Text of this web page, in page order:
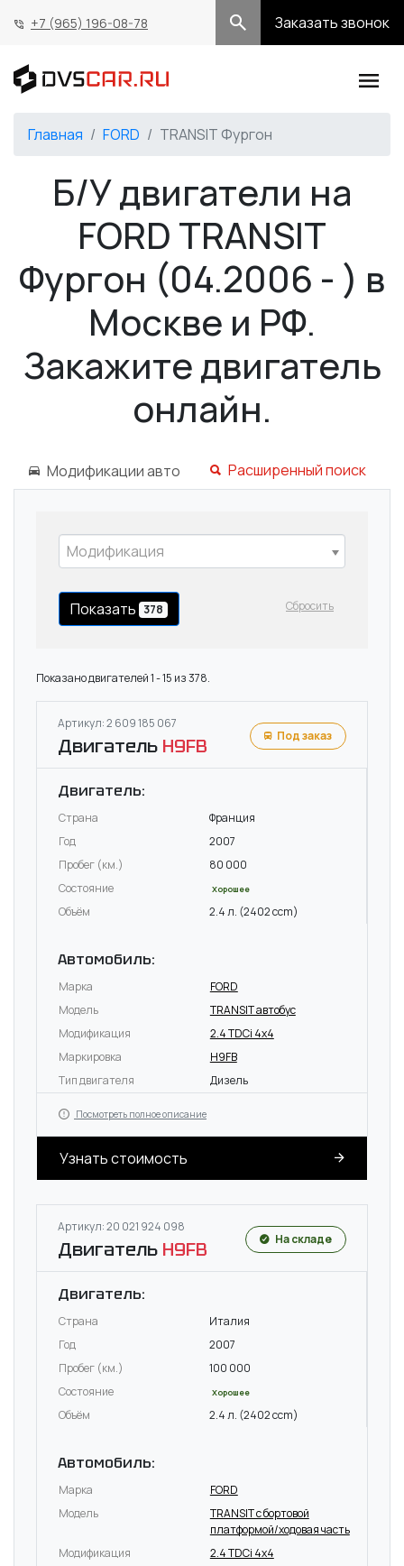
+7 (965) 196-08-78 Заказать звонок
Главная FORD TRANSIT Фургон
Б/У двигатели на
FORD TRANSIT
Фургон (04.2006 - ) в
Москве и РФ.
Закажите двигатель
онлайн.
Модификации авто Расширенный поиск
Модификация
Показать 378 Сбросить
Показано двигателей 1 - 15 из 378.
Артикул: 2 609 185 067
Двигатель H9FB Под заказ
Двигатель:
Страна
Франция
Год
2007
Пробег (км.)
80 000
Состояние
Хорошее
Объём 2.4 л. (2402 ccm)
Автомобиль:
Марка
FORD
Модель
TRANSIT автобус
Модификация
2.4 TDCi 4x4
Маркировка
H9FB
Тип двигателя
Дизель
Посмотреть полное описание
Узнать стоимость
Артикул: 20 021 924 098
Двигатель H9FB На складе
Двигатель:
Страна
Италия
Год
2007
Пробег (км.)
100 000
Состояние
Хорошее
Объём 2.4 л. (2402 ccm)
Автомобиль:
Марка
FORD
Модель
TRANSIT c бортовой
платформой/ходовая часть
Модификация
2.4 TDCi 4x4